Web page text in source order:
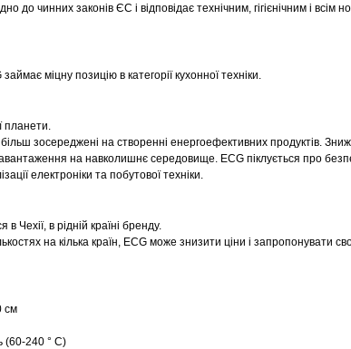
до чинних законів ЄС і відповідає технічним, гігієнічним і
міцну позицію в категорії кухонної техніки.
планети.
зосереджені на створенні енергоефективних продуктів.
на навколишнє середовище. ECG піклується про
електроніки та побутової техніки.
в Чехії, в рідній країні бренду.
на кілька країн, ECG може знизити ціни і запропонувати
см
(60-240 ° C)